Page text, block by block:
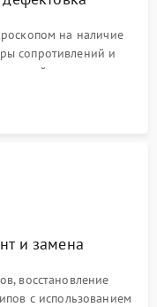
на наличие
сопротивлений и
цепей питания,
и видеочипа.
и замена
восстановление
с использованием